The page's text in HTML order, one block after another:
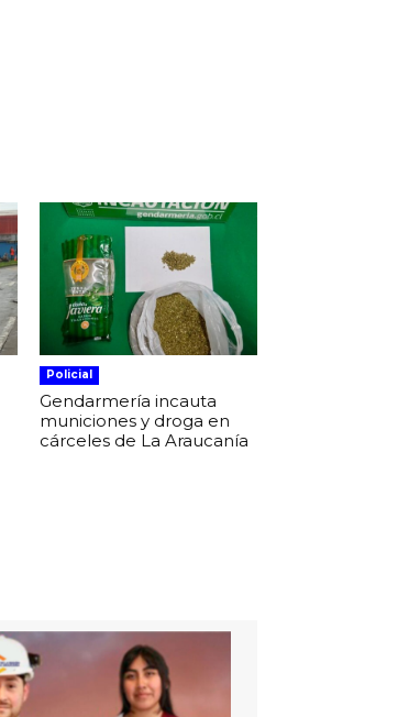
Policial
Gendarmería incauta
municiones y droga en
cárceles de La Araucanía